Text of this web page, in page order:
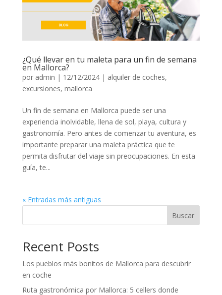
¿Qué llevar en tu maleta para un fin de semana
en Mallorca?
por admin | 12/12/2024| alquiler de coches,
excursiones, mallorca
Un fin de semana en Mallorca puede ser una
experiencia inolvidable, llena de sol, playa, cultura y
gastronomía. Pero antes de comenzar tu aventura, es
importante preparar una maleta práctica que te
permita disfrutar del viaje sin preocupaciones. En esta
guía, te...
« Entradas más antiguas
Buscar
Recent Posts
Los pueblos más bonitos de Mallorca para descubrir
en coche
Ruta gastronómica por Mallorca: 5 cellers donde